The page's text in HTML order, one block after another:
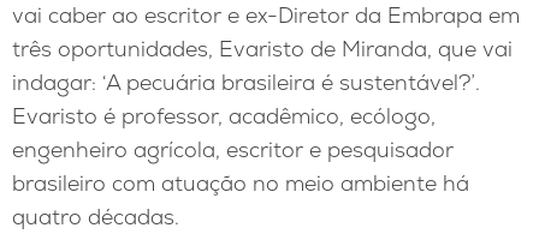
vai caber ao escritor e ex-Diretor da Embrapa em
três oportunidades, Evaristo de Miranda, que vai
indagar: ‘A pecuária brasileira é sustentável?’.
Evaristo é professor, acadêmico, ecólogo,
engenheiro agrícola, escritor e pesquisador
brasileiro com atuação no meio ambiente há
quatro décadas.